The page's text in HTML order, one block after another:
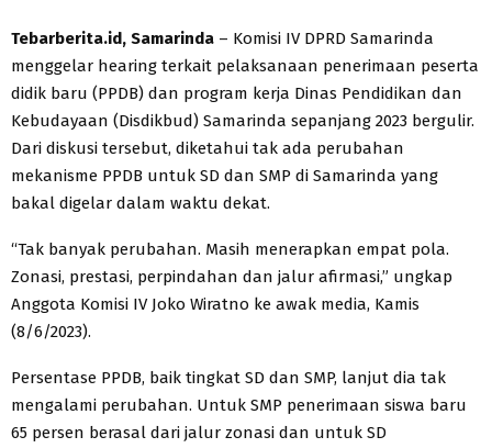
Tebarberita.id, Samarinda – Komisi IV DPRD Samarinda
menggelar hearing terkait pelaksanaan penerimaan peserta
didik baru (PPDB) dan program kerja Dinas Pendidikan dan
Kebudayaan (Disdikbud) Samarinda sepanjang 2023 bergulir.
Dari diskusi tersebut, diketahui tak ada perubahan
mekanisme PPDB untuk SD dan SMP di Samarinda yang
bakal digelar dalam waktu dekat.
“Tak banyak perubahan. Masih menerapkan empat pola.
Zonasi, prestasi, perpindahan dan jalur afirmasi,” ungkap
Anggota Komisi IV Joko Wiratno ke awak media, Kamis
(8/6/2023).
Persentase PPDB, baik tingkat SD dan SMP, lanjut dia tak
mengalami perubahan. Untuk SMP penerimaan siswa baru
65 persen berasal dari jalur zonasi dan untuk SD